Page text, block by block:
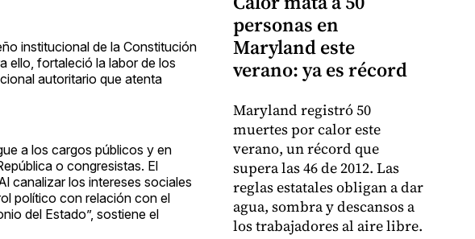
institucional de la Constitución
ello, fortaleció la labor de los
autoritario que atenta
a los cargos públicos y en
o congresistas. El
canalizar los intereses sociales
político con relación con el
del Estado”, sostiene el
personas en
Maryland este
verano: ya es récord
Maryland registró 50
muertes por calor este
verano, un récord que
supera las 46 de 2012. Las
reglas estatales obligan a dar
agua, sombra y descansos a
los trabajadores al aire libre.